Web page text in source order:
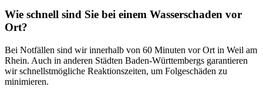
Wie schnell sind Sie bei einem Wasserschaden vor
Ort?
Bei Notfällen sind wir innerhalb von 60 Minuten vor Ort in Weil am
Rhein. Auch in anderen Städten Baden-Württembergs garantieren
wir schnellstmögliche Reaktionszeiten, um Folgeschäden zu
minimieren.